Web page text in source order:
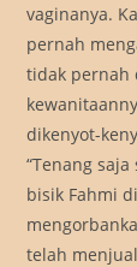
vaginanya.
pernah
tidak pernah
dikenyot-
“Tenang
bisik Fahmi
telah